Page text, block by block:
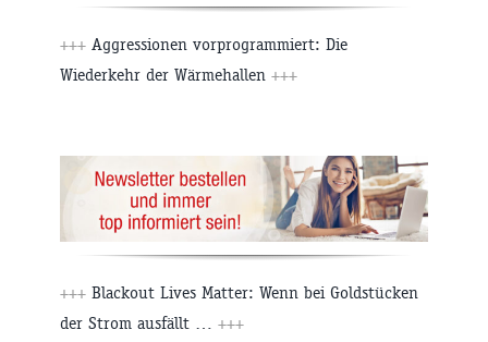
+++ Aggressionen vorprogrammiert: Die
Wiederkehr der Wärmehallen +++
+++ Blackout Lives Matter: Wenn bei Goldstücken
der Strom ausfällt … +++